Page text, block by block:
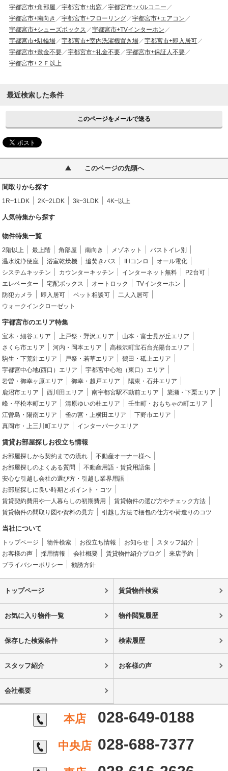
宇都宮市+角部屋
宇都宮市+出窓
宇都宮市+バルコニー
宇都宮市+南向き
宇都宮市+フローリング
宇都宮市+エアコン
宇都宮市+シューズボックス
宇都宮市+TVインターホン
宇都宮市+駐輪場
宇都宮市+室内洗濯機置き場
宇都宮市+即入居可
宇都宮市+敷金不要
宇都宮市+礼金不要
宇都宮市+保証人不要
宇都宮市+２Ｆ以上
最近検索した条件
このページをメールで送る
このページの先頭へ
間取りから探す
1R~1LDK 2K~2LDK 3k~3LDK 4K~以上
人気特集から探す
物件特集一覧
2階以上 最上階 角部屋 南向き メゾネット
バストイレ別
温水洗浄便座
浴室乾燥機 追焚きバス IHコンロ
オール電化
システムキッチン
カウンターキッチン インターネット無料
P2台可
エレベーター
宅配ボックス オートロック
TVインターホン
防犯カメラ
即入居可 ペット相談可
二人入居可
ウォークインクローゼット
宇都宮市のエリア特集
宝木・細谷エリア 上戸祭・野沢エリア
山本・富士見が丘エリア
さくら市エリア
河内・岡本エリア
高根沢町宝石台光陽台エリア
駒生・下荒針エリア
戸祭・若草エリア
鶴田・砥上エリア
宇都宮中心地(西口）エリア
宇都宮中心地（東口）エリア
岩曽・御幸ヶ原エリア
御幸・越戸エリア
陽東・石井エリア
鹿沼市エリア
西川田エリア 南宇都宮駅不動前エリア
簗瀬・下栗エリア
峰・平松本町エリア
清原ゆいの杜エリア
壬生町・おもちゃの町エリア
江曽島・陽南エリア
雀の宮・上横田エリア
下野市エリア
真岡市・上三川町エリア
インターパークエリア
賃貸お部屋探しお役立ち情報
お部屋探しから契約までの流れ
不動産オーナー様へ
お部屋探しのよくある質問
不動産用語・賃貸用語集
安心な引越し会社の選び方・引越し業界用語
お部屋探しに良い時期とポイント・コツ
賃貸契約費用や一人暮らしの初期費用
賃貸物件の選び方やチェック方法
賃貸物件の間取り図や資料の見方
引越し方法で梱包の仕方や荷造りのコツ
当社について
トップページ 物件検索 お役立ち情報 お知らせ
スタッフ紹介
お客様の声
採用情報 会社概要 賃貸物件紹介ブログ
来店予約
プライバシーポリシー
勧誘方針
トップページ 賃貸物件検索
お気に入り物件一覧 物件閲覧履歴
保存した検索条件 検索履歴
スタッフ紹介 お客様の声
会社概要
本店 028-649-0188
中央店 028-688-7377